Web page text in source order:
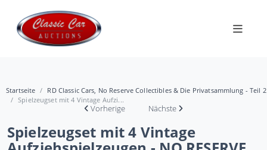
Startseite
RD Classic Cars, No Reserve Collectibles & Die Privatsammlung - Teil 2
Spielzeugset mit 4 Vintage Aufzi...
Vorherige Nächste
Spielzeugset mit 4 Vintage